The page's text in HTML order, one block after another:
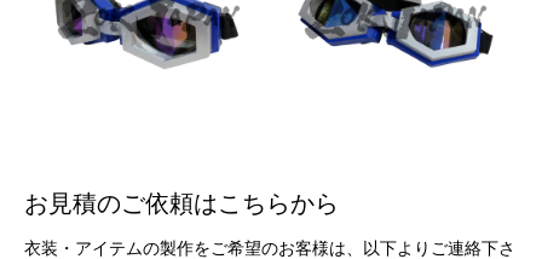
お見積のご依頼はこちらから
衣装・アイテムの製作をご希望のお客様は、以下よりご連絡下さ